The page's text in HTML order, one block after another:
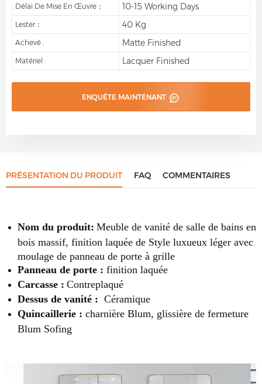
Délai De Mise En Œuvre： 10-15 Working Days
Lester： 40 Kg
Achevé : Matte Finished
Matériel : Lacquer Finished
ENQUÊTE MAINTENANT
PRÉSENTATION DU PRODUIT FAQ COMMENTAIRES
Nom du produit: Meuble de vanité de salle de bains en
bois massif, finition laquée de Style luxueux léger avec
moulage de panneau de porte à grille
Panneau de porte : finition laquée
Carcasse : Contreplaqué
Dessus de vanité : Céramique
Quincaillerie : charnière Blum, glissière de fermeture
Blum Sofing